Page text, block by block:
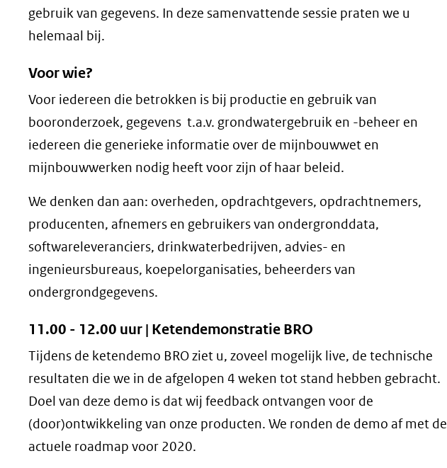
gebruik van gegevens. In deze samenvattende sessie praten we u
helemaal bij.
Voor wie?
Voor iedereen die betrokken is bij productie en gebruik van
booronderzoek, gegevens t.a.v. grondwatergebruik en -beheer en
iedereen die generieke informatie over de mijnbouwwet en
mijnbouwwerken nodig heeft voor zijn of haar beleid.
We denken dan aan: overheden, opdrachtgevers, opdrachtnemers,
producenten, afnemers en gebruikers van ondergronddata,
softwareleveranciers, drinkwaterbedrijven, advies- en
ingenieursbureaus, koepelorganisaties, beheerders van
ondergrondgegevens.
11.00 - 12.00 uur | Ketendemonstratie BRO
Tijdens de ketendemo BRO ziet u, zoveel mogelijk live, de technische
resultaten die we in de afgelopen 4 weken tot stand hebben gebracht.
Doel van deze demo is dat wij feedback ontvangen voor de
(door)ontwikkeling van onze producten. We ronden de demo af met de
actuele roadmap voor 2020.